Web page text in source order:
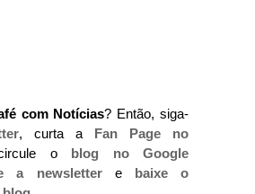
com Notícias? Então, siga-
, curta a Fan Page no
o blog no Google
a newslettere baixe o